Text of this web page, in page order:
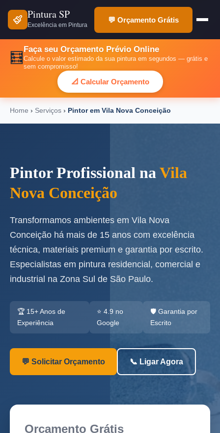
Pintura SP
Excelência em Pintura
💬 Orçamento Grátis
🧮
Faça seu Orçamento Prévio Online
Calcule o valor estimado da sua pintura em segundos — grátis e
sem compromisso!
📐 Calcular Orçamento
Home › Serviços › Pintor em Vila Nova Conceição
Pintor Profissional na Vila
Nova Conceição
Transformamos ambientes em Vila Nova
Conceição há mais de 15 anos com excelência
técnica, materiais premium e garantia por escrito.
Especialistas em pintura residencial, comercial e
industrial na Zona Sul de São Paulo.
🏆 15+ Anos de
Experiência
⭐ 4.9 no
Google
🛡️ Garantia por
Escrito
💬 Solicitar Orçamento 📞 Ligar Agora
Orçamento Grátis